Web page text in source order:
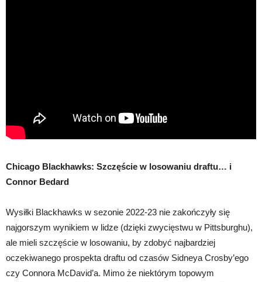
Chicago Blackhawks: Szczęście w losowaniu draftu… i
Connor Bedard
Wysiłki Blackhawks w sezonie 2022-23 nie zakończyły się
najgorszym wynikiem w lidze (dzięki zwycięstwu w Pittsburghu),
ale mieli szczęście w losowaniu, by zdobyć najbardziej
oczekiwanego prospekta draftu od czasów Sidneya Crosby’ego
czy Connora McDavid’a. Mimo że niektórym topowym